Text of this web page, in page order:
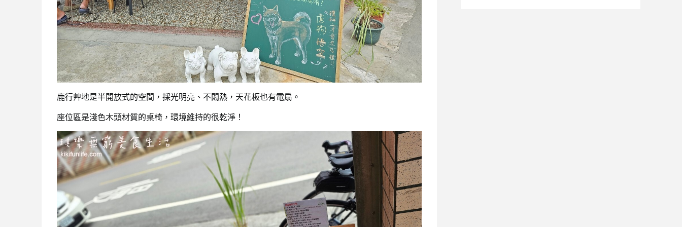
鹿行艸地是半開放式的空間，採光明亮、不悶熱，天花板也有電扇。
座位區是淺色木頭材質的桌椅，環境維持的很乾淨！